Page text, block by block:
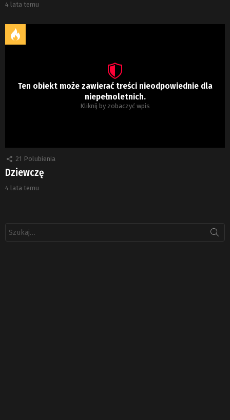
4 lata temu
Ten obiekt może zawierać treści nieodpowiednie dla
niepełnoletnich.
Kliknij by zobaczyć wpis
21 Polubienia
Dziewczę
4 lata temu